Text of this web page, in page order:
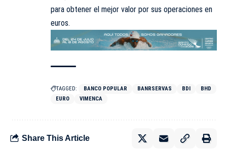
para obtener el mejor valor por sus operaciones en
euros.
TAGGED: BANCO POPULAR BANRSERVAS BDI
BHD
EURO
VIMENCA
Share This Article